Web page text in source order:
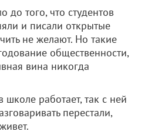
того, что студентов
и писали открытые
не желают. Но такие
общественности,
вина никогда
работает, так с ней
перестали,